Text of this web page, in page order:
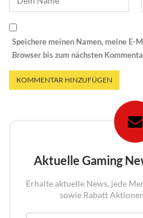
Speichere meinen Namen, meine E-
Browser bis zum nächsten
Aktuelle Gaming
Erhalte aktuelle News, jede
sowie Rabatt